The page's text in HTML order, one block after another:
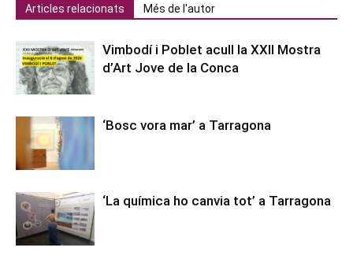
Articles relacionats Més de l'autor
Vimbodí i Poblet acull la XXII Mostra
d’Art Jove de la Conca
‘Bosc vora mar’ a Tarragona
‘La química ho canvia tot’ a Tarragona